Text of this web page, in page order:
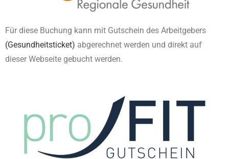
Für diese Buchung kann mit Gutschein des Arbeitgebers
(Gesundheitsticket) abgerechnet werden und direkt auf
dieser Webseite gebucht werden.